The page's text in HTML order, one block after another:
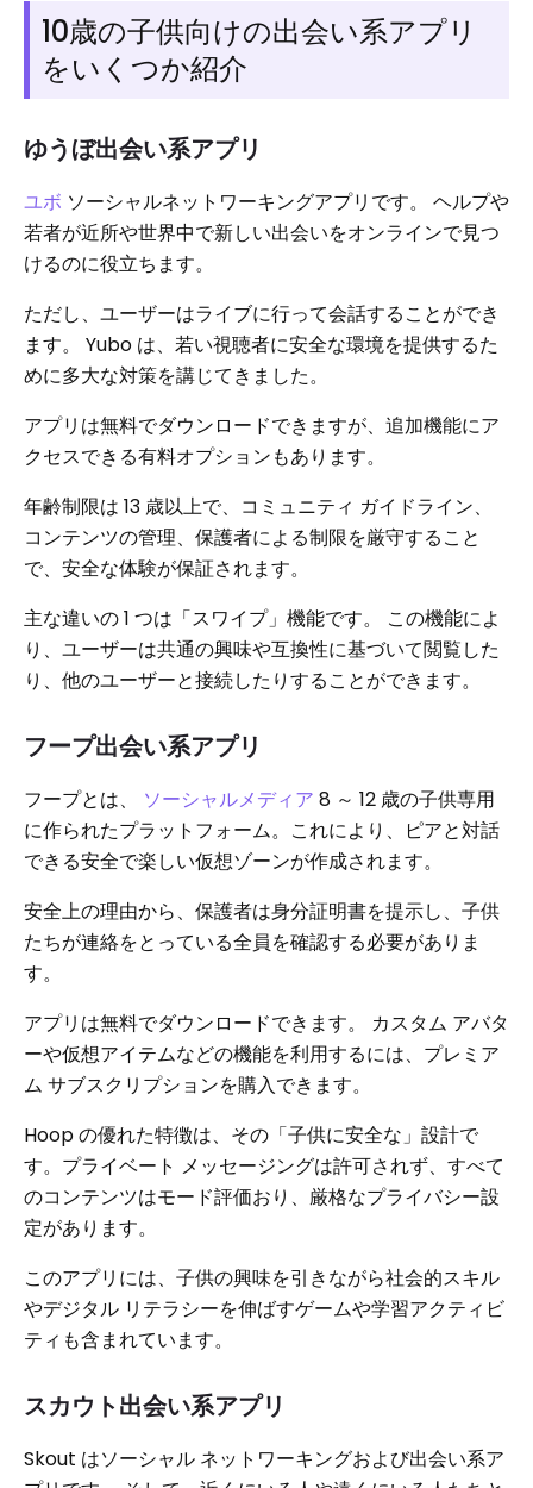
10歳の子供向けの出会い系アプリ
をいくつか紹介
ゆうぼ出会い系アプリ
ユボ ソーシャルネットワーキングアプリです。 ヘルプや
若者が近所や世界中で新しい出会いをオンラインで見つ
けるのに役立ちます。
ただし、ユーザーはライブに行って会話することができ
ます。 Yubo は、若い視聴者に安全な環境を提供するた
めに多大な対策を講じてきました。
アプリは無料でダウンロードできますが、追加機能にア
クセスできる有料オプションもあります。
年齢制限は 13 歳以上で、コミュニティ ガイドライン、
コンテンツの管理、保護者による制限を厳守すること
で、安全な体験が保証されます。
主な違いの 1 つは「スワイプ」機能です。 この機能によ
り、ユーザーは共通の興味や互換性に基づいて閲覧した
り、他のユーザーと接続したりすることができます。
フープ出会い系アプリ
フープとは、 ソーシャルメディア 8 ～ 12 歳の子供専用
に作られたプラットフォーム。これにより、ピアと対話
できる安全で楽しい仮想ゾーンが作成されます。
安全上の理由から、保護者は身分証明書を提示し、子供
たちが連絡をとっている全員を確認する必要がありま
す。
アプリは無料でダウンロードできます。 カスタム アバタ
ーや仮想アイテムなどの機能を利用するには、プレミア
ム サブスクリプションを購入できます。
Hoop の優れた特徴は、その「子供に安全な」設計で
す。プライベート メッセージングは​​許可されず、すべて
のコンテンツはモード評価おり、厳格なプライバシー設
定があります。
このアプリには、子供の興味を引きながら社会的スキル
やデジタル リテラシーを伸ばすゲームや学習アクティビ
ティも含まれています。
スカウト出会い系アプリ
Skout はソーシャル ネットワーキングおよび出会い系ア